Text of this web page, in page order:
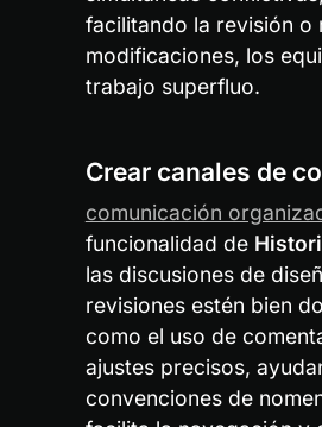
facilitando la revisión o
modificaciones, los
trabajo superfluo.
Crear canales de
comunicación
funcionalidad de
las discusiones de
revisiones estén bien
como el uso de
ajustes precisos,
convenciones de